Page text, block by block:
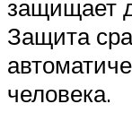
защищает
Защита
человека.